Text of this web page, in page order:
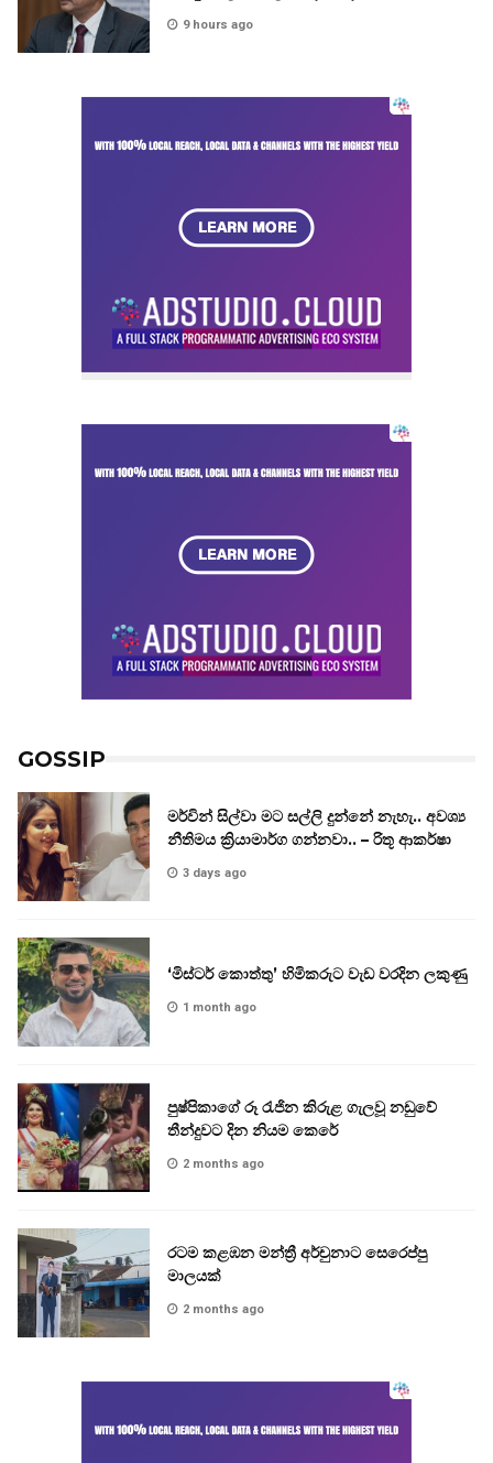
9 hours ago
GOSSIP
මර්වින් සිල්වා මට සල්ලි දුන්නේ නැහැ.. අවශ්‍ය
නීතිමය ක්‍රියාමාර්ග ගන්නවා.. – රිතූ ආකර්ෂා
3 days ago
‘මිස්ටර් කොත්තු’ හිමිකරුට වැඩ වරදින ලකුණු
1 month ago
පුෂ්පිකාගේ රූ රැජින කිරුළ ගැලවූ නඩුවේ
තීන්දුවට දින නියම කෙරේ
2 months ago
රටම කළඹන මන්ත්‍රී අර්චුනාට සෙරෙප්පු
මාලයක්
2 months ago